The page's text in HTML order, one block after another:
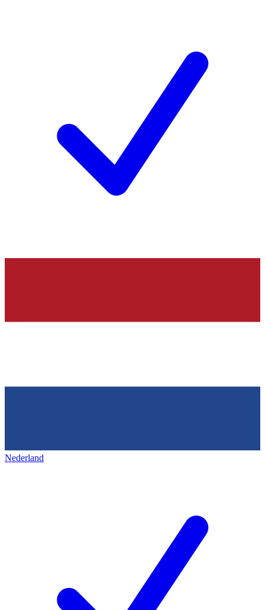
Nederland